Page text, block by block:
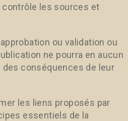
contrôle les sources et
ou validation ou
ne pourra en aucun
conséquences de leur
les liens proposés par
essentiels de la